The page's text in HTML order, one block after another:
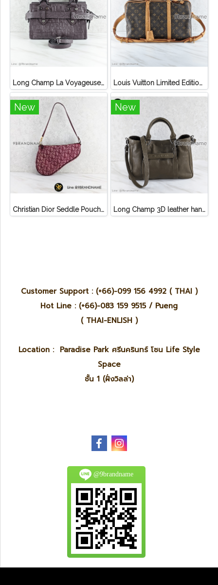
Long Champ La Voyageuse Bag Leather Louis Vuitton Limited Edition Monogram Canvas Sofia Coppola SC Bag
New
Christian Dior Seddle Pouch Accessory Hand Bag
New
Long Champ 3D leather handbag
Customer Support : (+66)-099 156 4992 ( THAI )
Hot Line : (+66)-083 159 9515 / Pueng
( THAI-ENLISH )
Location : Paradise Park ศรีนครินทร์ โซน Life Style
Space
ชั้น 1 (ฝั่งวิลล่า)
@9brandname